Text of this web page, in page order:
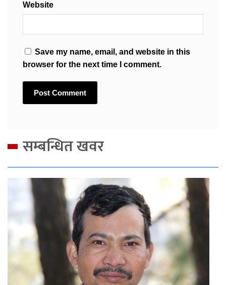
Website
Save my name, email, and website in this
browser for the next time I comment.
सम्बन्धित खवर